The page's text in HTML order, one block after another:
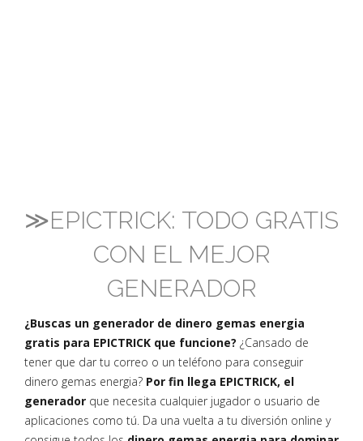
≫EPICTRICK: TODO GRATIS
CON EL MEJOR
GENERADOR
¿Buscas un generador de dinero gemas energia
gratis para EPICTRICK que funcione? ¿Cansado de
tener que dar tu correo o un teléfono para conseguir
dinero gemas energia? Por fin llega EPICTRICK, el
generador que necesita cualquier jugador o usuario de
aplicaciones como tú. Da una vuelta a tu diversión online y